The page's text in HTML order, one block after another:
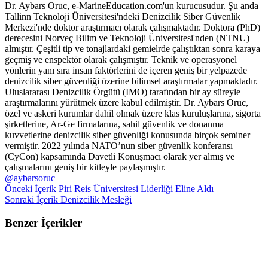
Dr. Aybars Oruc, e-MarineEducation.com'un kurucusudur. Şu anda
Tallinn Teknoloji Üniversitesi'ndeki Denizcilik Siber Güvenlik
Merkezi'nde doktor araştırmacı olarak çalışmaktadır. Doktora (PhD)
derecesini Norveç Bilim ve Teknoloji Üniversitesi'nden (NTNU)
almıştır. Çeşitli tip ve tonajlardaki gemielrde çalıştıktan sonra karaya
geçmiş ve enspektör olarak çalışmıştır. Teknik ve operasyonel
yönlerin yanı sıra insan faktörlerini de içeren geniş bir yelpazede
denizcilik siber güvenliği üzerine bilimsel araştırmalar yapmaktadır.
Uluslararası Denizcilik Örgütü (IMO) tarafından bir ay süreyle
araştırmalarını yürütmek üzere kabul edilmiştir. Dr. Aybars Oruc,
özel ve askeri kurumlar dahil olmak üzere klas kuruluşlarına, sigorta
şirketlerine, Ar-Ge firmalarına, sahil güvenlik ve donanma
kuvvetlerine denizcilik siber güvenliği konusunda birçok seminer
vermiştir. 2022 yılında NATO’nun siber güvenlik konferansı
(CyCon) kapsamında Davetli Konuşmacı olarak yer almış ve
çalışmalarını geniş bir kitleyle paylaşmıştır.
@aybarsoruc
Önceki İçerik Piri Reis Üniversitesi Liderliği Eline Aldı
Sonraki İçerik Denizcilik Mesleği
Benzer İçerikler